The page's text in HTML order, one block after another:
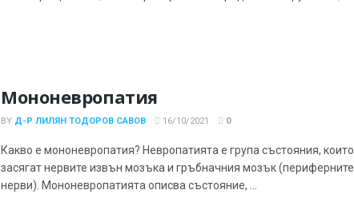
Мононевропатия
BY Д-Р ЛИЛЯН ТОДОРОВ САВОВ 16/10/2021 0
Какво е мононевропатия? Невропатията е група състояния, които
засягат нервите извън мозъка и гръбначния мозък (периферните
нерви). Мононевропатията описва състояние, ...